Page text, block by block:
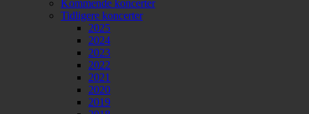
Kommende koncerter
Tidligere koncerter
2025
2024
2023
2022
2021
2020
2019